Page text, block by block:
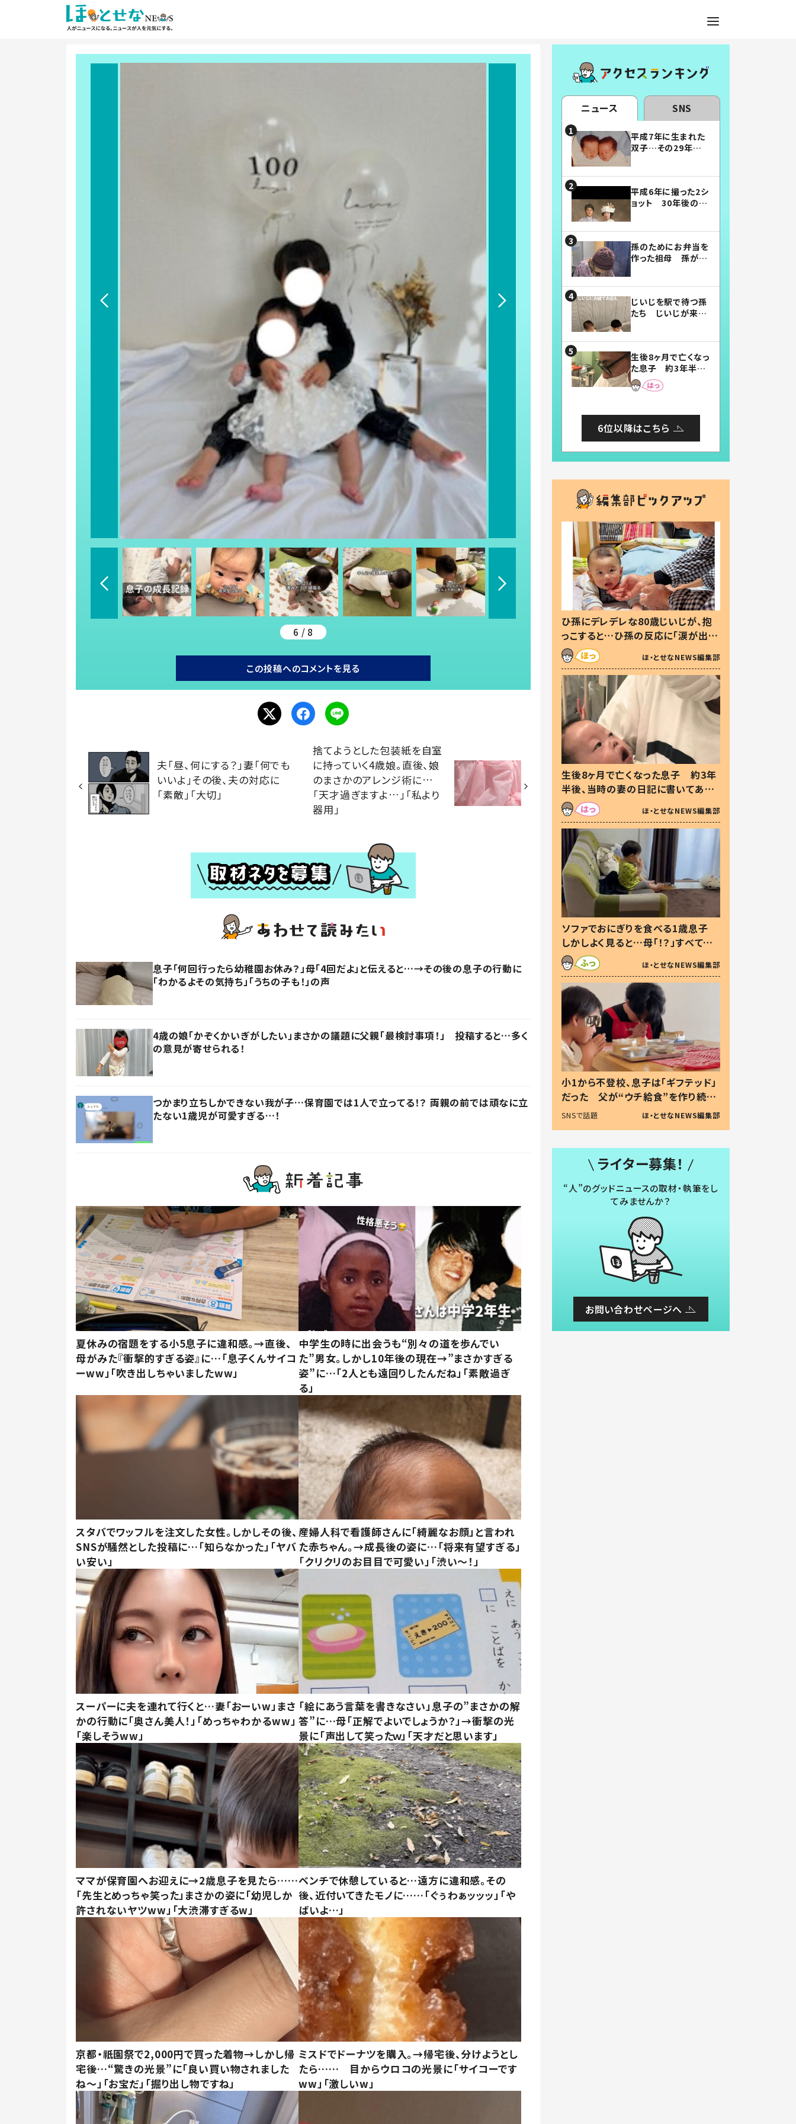
6 / 8
この投稿へのコメントを見る
夫「昼、何にする？」妻「何でも
いいよ」その後、夫の対応に
「素敵」「大切」
捨てようとした包装紙を自室
に持っていく4歳娘。直後、娘
のまさかのアレンジ術に…
「天才過ぎますよ…」「私より
器用」
息子「何回行ったら幼稚園お休み？」母「4回だよ」と伝えると…→その後の息子の行動に
「わかるよその気持ち」「うちの子も！」の声
4歳の娘「かぞくかいぎがしたい」まさかの議題に父親「最検討事項！」 投稿すると…多く
の意見が寄せられる！
つかまり立ちしかできない我が子…保育園では1人で立ってる！？ 両親の前では頑なに立
たない1歳児が可愛すぎる…！
夏休みの宿題をする小5息子に違和感。→直後、
母がみた『衝撃的すぎる姿』に…「息子くんサイコ
ーww」「吹き出しちゃいましたww」
中学生の時に出会うも“別々の道を歩んでい
た”男女。しかし10年後の現在→”まさかすぎる
姿”に…「2人とも遠回りしたんだね」「素敵過ぎ
る」
スタバでワッフルを注文した女性。しかしその後、
SNSが騒然とした投稿に…「知らなかった」「ヤバ
い安い」
産婦人科で看護師さんに「綺麗なお顔」と言われ
た赤ちゃん。→成長後の姿に…「将来有望すぎる」
「クリクリのお目目で可愛い」「渋い～！」
スーパーに夫を連れて行くと…妻「おーいw」まさ
かの行動に「奥さん美人！」「めっちゃわかるww」
「楽しそうww」
「絵にあう言葉を書きなさい」息子の”まさかの解
答”に…母「正解でよいでしょうか？」→衝撃の光
景に「声出して笑ったｗ」「天才だと思います」
ママが保育園へお迎えに→2歳息子を見たら……
「先生とめっちゃ笑った」まさかの姿に「幼児しか
許されないヤツww」「大渋滞すぎるw」
ベンチで休憩していると…遠方に違和感。その
後、近付いてきたモノに……「ぐぅわぁッッッ」「や
ばいよ…」
京都・祇園祭で2,000円で買った着物→しかし帰
宅後…“驚きの光景”に「良い買い物されました
ね～」「お宝だ」「掘り出し物ですね」
ミスドでドーナツを購入。→帰宅後、分けようとし
たら…… 目からウロコの光景に「サイコーです
ww」「激しいw」
ニュース SNS
平成7年に生まれた
双子…その29年後
平成6年に撮った2シ
ョット 30年後の姿
孫のためにお弁当を
作った祖母 孫が絶
じいじを駅で待つ孫
たち じいじが来た
まらない」「幸せにな
れる」
生後8ヶ月で亡くなっ
た息子 約3年半
後、当時の妻の日記
に書いてあった本音
6位以降はこちら
ひ孫にデレデレな80歳じいじが、抱
っこすると…ひ孫の反応に「涙が出ま
した」「可愛くて仕方ない」
ほ・とせなNEWS編集部
生後8ヶ月で亡くなった息子 約3年
半後、当時の妻の日記に書いてあっ
た本音とは
ほ・とせなNEWS編集部
ソファでおにぎりを食べる1歳息子
しかしよく見ると…母「！？」すべてを
察した母の投稿に「可愛いから許
す！」「現行犯〜」
ほ・とせなNEWS編集部
小1から不登校、息子は「ギフテッド」
だった 父が“ウチ給食”を作り続け
る理由とは #令和の親 #令和の子
SNSで話題 ほ・とせなNEWS編集部
ライター募集！
“人”のグッドニュースの取材・執筆をし
てみませんか？
お問い合わせページへ